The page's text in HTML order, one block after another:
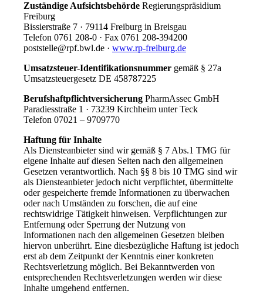
Zuständige Aufsichtsbehörde Regierungspräsidium
Freiburg
Bissierstraße 7 · 79114 Freiburg in Breisgau
Telefon 0761 208-0 · Fax 0761 208-394200
poststelle@rpf.bwl.de · www.rp-freiburg.de
Umsatzsteuer-Identifikationsnummer gemäß § 27a
Umsatzsteuergesetz DE 458787225
Berufshaftpflichtversicherung PharmAssec GmbH
Paradiesstraße 1 · 73239 Kirchheim unter Teck
Telefon 07021 – 9709770
Haftung für Inhalte
Als Diensteanbieter sind wir gemäß § 7 Abs.1 TMG für
eigene Inhalte auf diesen Seiten nach den allgemeinen
Gesetzen verantwortlich. Nach §§ 8 bis 10 TMG sind wir
als Diensteanbieter jedoch nicht verpflichtet, übermittelte
oder gespeicherte fremde Informationen zu überwachen
oder nach Umständen zu forschen, die auf eine
rechtswidrige Tätigkeit hinweisen. Verpflichtungen zur
Entfernung oder Sperrung der Nutzung von
Informationen nach den allgemeinen Gesetzen bleiben
hiervon unberührt. Eine diesbezügliche Haftung ist jedoch
erst ab dem Zeitpunkt der Kenntnis einer konkreten
Rechtsverletzung möglich. Bei Bekanntwerden von
entsprechenden Rechtsverletzungen werden wir diese
Inhalte umgehend entfernen.